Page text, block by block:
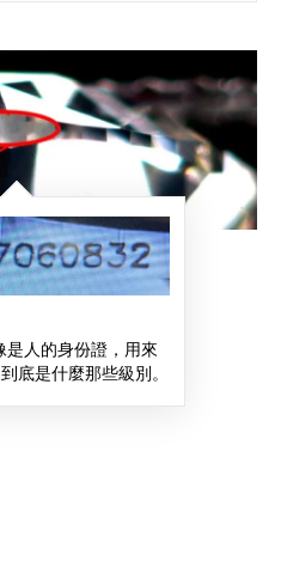
是人的身份證，用來
底是什麼那些級別。